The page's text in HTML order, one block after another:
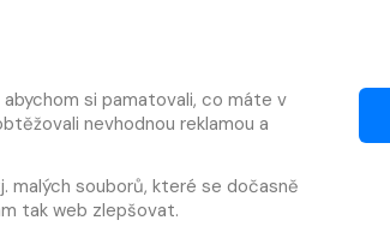
si pamatovali, co máte v
nevhodnou reklamou a
malých souborů, které se dočasně
tak web zlepšovat.